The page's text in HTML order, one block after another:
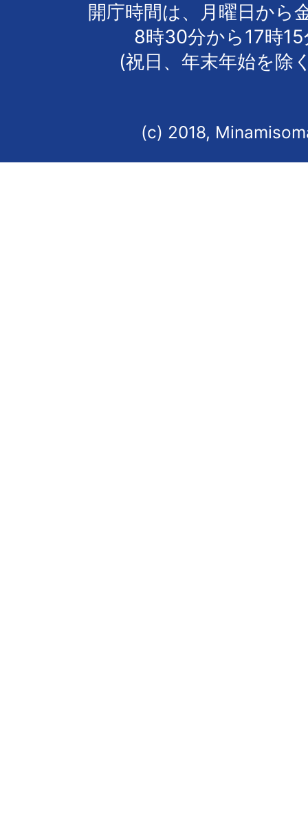
開庁時間は、月曜日から
8時30分から17時
(祝日、年末年始を除
(c) 2018,